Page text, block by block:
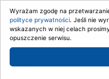
Strona główna
Tag: Dania
Wyrażam zgodę na
polityce prywatności. Jeśli nie
wskazanych w niej celach
opuszczenie serwisu.